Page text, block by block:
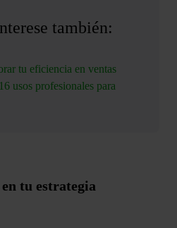
también:
tu eficiencia en ventas
usos profesionales para
tu estrategia